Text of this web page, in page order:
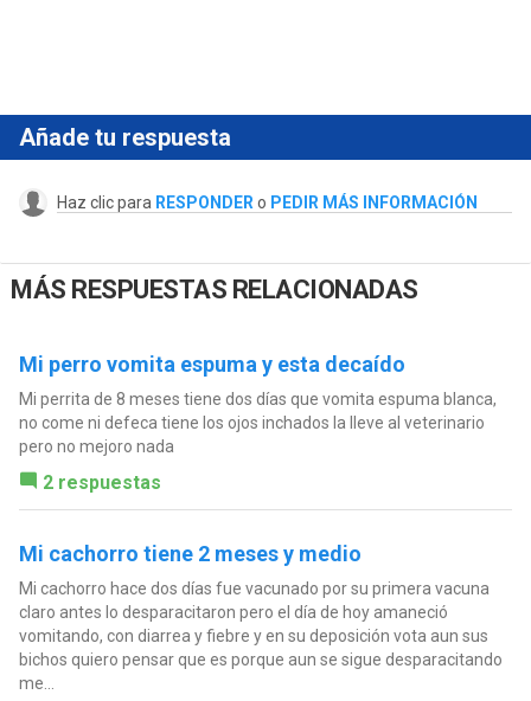
Añade tu respuesta
Haz clic para RESPONDER o PEDIR MÁS INFORMACIÓN
MÁS RESPUESTAS RELACIONADAS
Mi perro vomita espuma y esta decaído
Mi perrita de 8 meses tiene dos días que vomita espuma blanca,
no come ni defeca tiene los ojos inchados la lleve al veterinario
pero no mejoro nada
2 respuestas
Mi cachorro tiene 2 meses y medio
Mi cachorro hace dos días fue vacunado por su primera vacuna
claro antes lo desparacitaron pero el día de hoy amaneció
vomitando, con diarrea y fiebre y en su deposición vota aun sus
bichos quiero pensar que es porque aun se sigue desparacitando
me...